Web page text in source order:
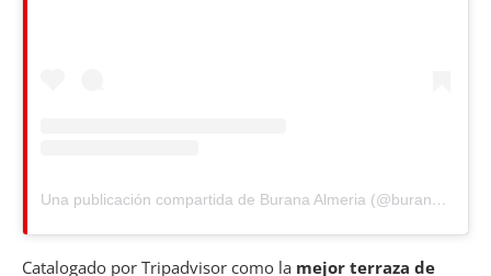
Una publicación compartida de Burana Almeria (@buranaalmeria)
Catalogado por Tripadvisor como la mejor terraza de